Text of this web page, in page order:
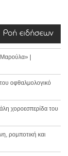
Ροή ειδήσεων
|
οφθαλμολογικό
χοροεσπερίδα του
ρομποτική και